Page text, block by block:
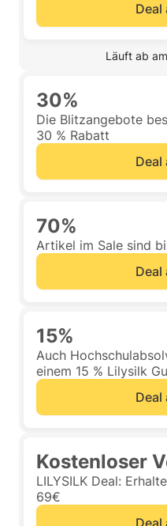
Deal
Läuft ab am
30%
Die Blitzangebote
30 % Rabatt
Deal
70%
Artikel im Sale sind
Deal
15%
Auch
einem 15 % Lilysilk
Deal
Kostenloser
LILYSILK Deal:
69€
Deal